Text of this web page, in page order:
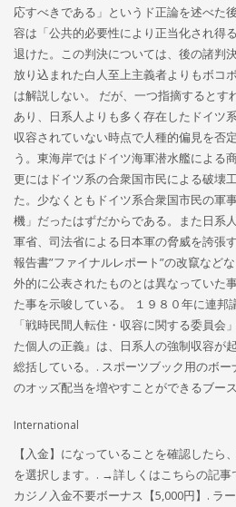
応すべきである」というド正論を述べた
容は「公共的必要性により正当化され得
退けた。この判決については、後の諸判
放り込まれた白人至上主義者よりもボコ
は解説しない。 だが、一つ指摘するとす
あり、日系人よりも多く存在したドイツ
収容されていない時点で人種的偏見を否
う。東海岸ではドイツ海軍潜水艦による
更にはドイツ系の合衆国市民による破壊
た。少なくともドイツ系合衆国市民の軍
機」だったはずだからである。また日系
軍省、司法省による日本軍の脅威を誇張
報告書”ファイナルレポート”の改竄など
外的に公表されたものとは異なっていた
た事を示唆している。 １９８０年に連邦
「戦時民間人転住・収容に関する委員会
た個人の正義』は、日系人の強制収容が
総括している。. スポーツブック用のボ
のオッズ配当を増やすことができるブー
International
【入金】になっていることを確認したら
を選択します。. →詳しくはこちらの記事
カジノ入金不要ボーナス【5,000円】. ラ